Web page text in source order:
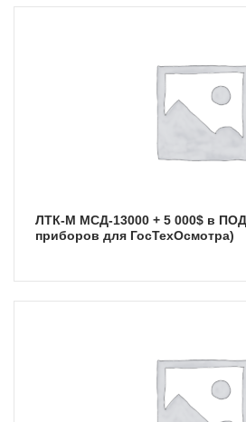
ЛТК-М МСД-13000 + 5 000$ в ПОДАРОК (комплект
приборов для ГосТехОсмотра)